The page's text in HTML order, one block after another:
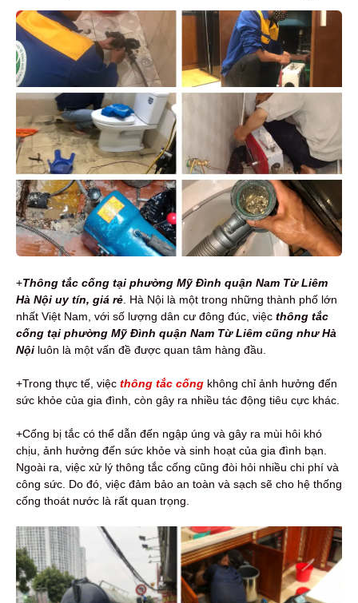
+Thông tắc cống tại phường Mỹ Đình quận Nam Từ Liêm
Hà Nội uy tín, giá rẻ . Hà Nội là một trong những thành phố lớn
nhất Việt Nam, với số lượng dân cư đông đúc, việc thông tắc
cống tại phường Mỹ Đình quận Nam Từ Liêm cũng như Hà
Nội luôn là một vấn đề được quan tâm hàng đầu.
+Trong thực tế, việc thông tắc cống không chỉ ảnh hưởng đến
sức khỏe của gia đình, còn gây ra nhiều tác động tiêu cực khác.
+Cống bị tắc có thể dẫn đến ngập úng và gây ra mùi hôi khó
chịu, ảnh hưởng đến sức khỏe và sinh hoạt của gia đình bạn.
Ngoài ra, việc xử lý thông tắc cống cũng đòi hỏi nhiều chi phí và
công sức. Do đó, việc đảm bảo an toàn và sạch sẽ cho hệ thống
cống thoát nước là rất quan trọng.